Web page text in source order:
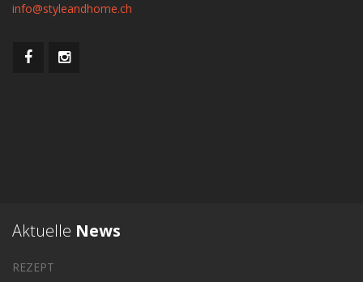
info@styleandhome.ch
Aktuelle News
REZEPT